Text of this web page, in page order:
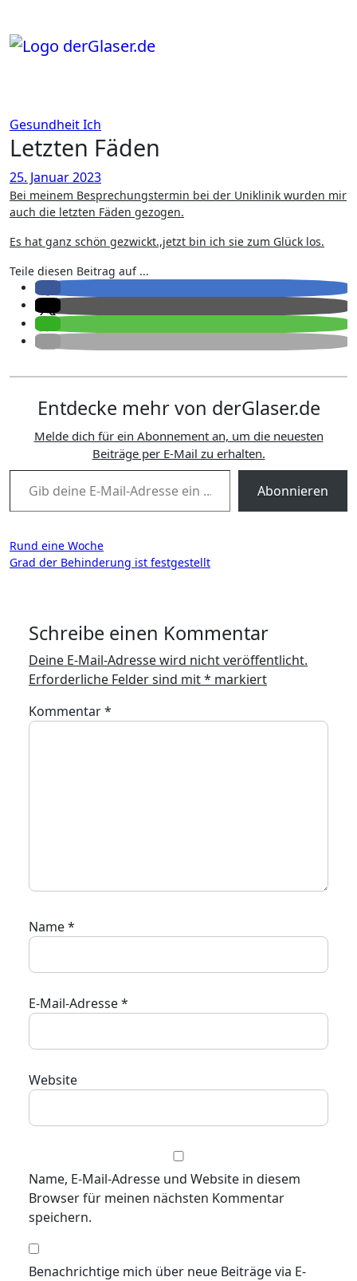
springen
GesundheitIch
Letzten Fäden
25. Januar 2023
Bei meinem Besprechungstermin bei der Uniklinik wurden mir
auch die letzten Fäden gezogen.
Es hat ganz schön gezwickt.,jetzt bin ich sie zum Glück los.
Teile diesen Beitrag auf ...
Entdecke mehr von derGlaser.de
Melde dich für ein Abonnement an, um die neuesten
Beiträge per E-Mail zu erhalten.
Gib deine E-Mail-Adresse ein ...
Abonnieren
Beitragsnavigation
Rund eine Woche
Grad der Behinderung ist festgestellt
Schreibe einen Kommentar
Deine E-Mail-Adresse wird nicht veröffentlicht.
Erforderliche Felder sind mit* markiert
Kommentar*
Name*
E-Mail-Adresse*
Website
Name, E-Mail-Adresse und Website in diesem
Browser für meinen nächsten Kommentar
speichern.
Benachrichtige mich über neue Beiträge via E-